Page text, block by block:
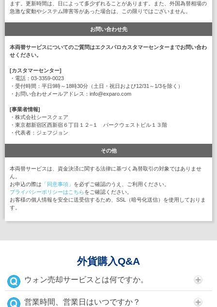
ます。更新時間は、日によって多少ずれることがあります。また、外国為替相場の
急激な変動やシステム障害等があった場合は、この限りではございません。
お問い合わせ先
本両替サービスについてのご質問はエクスパロカスタマーセンターまでお問い合わ
せください。
[カスタマーセンター]
・電話：03-3359-0023
・受付時間：平日9時～18時30分（土日・祝日および12/31～1/3を除く）
・お問い合わせメールアドレス：info@exparo.com
[事業者情報]
・株式会社シースクェア
・東京都新宿区西新宿６丁目１２−１ パークウェストビル１３階
・代表者：ジェフジョン
その他
本両替サービスは、資金決済に関する法律に基づく為替取引の対象ではありませ
ん。
お申込の際は 「同意事項」 を必ずご確認のうえ、ご利用ください。
プライバシーポリシーはこちらをご確認ください。
お客様の個人情報を安全に送受信するため、SSL（暗号化送信）を使用しておりま
す。
外貨購入Q&A
ウォン売却サービスとは何ですか。
営業時間、営業日はいつですか？